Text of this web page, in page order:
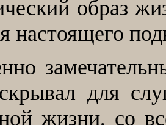
образ
настоящего
для
жизни, со